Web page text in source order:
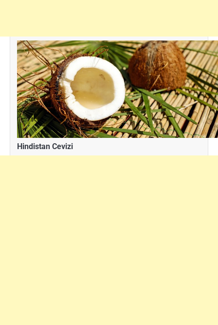
Hindistan Cevizi